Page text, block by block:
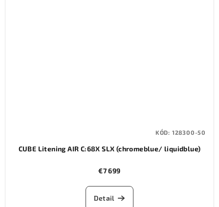
CUBE Litening AIR C:68X SLX (chromeblue/ liquidblue)
€7 699
Detail
KÓD: 128300-50